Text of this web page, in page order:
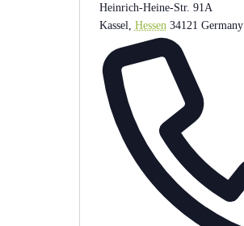
Heinrich-Heine-Str. 91A
Kassel, Hessen 34121 Germany